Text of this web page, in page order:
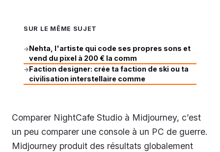
SUR LE MÊME SUJET
→ Nehta, l'artiste qui code ses propres sons et
vend du pixel à 200 € la comm
→ Faction designer: crée ta faction de ski ou ta
civilisation interstellaire comme
Comparer NightCafe Studio à Midjourney, c’est
un peu comparer une console à un PC de guerre.
Midjourney produit des résultats globalement